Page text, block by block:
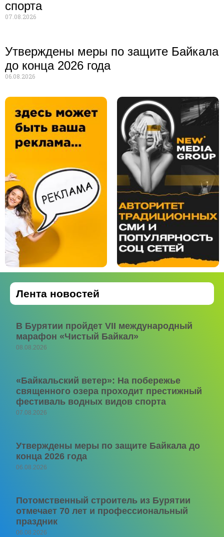
спорта
07.08.2026
Утверждены меры по защите Байкала
до конца 2026 года
06.08.2026
Лента новостей
В Бурятии пройдет VII международный
марафон «Чистый Байкал»
08.08.2026
«Байкальский ветер»: На побережье
священного озера проходит престижный
фестиваль водных видов спорта
07.08.2026
Утверждены меры по защите Байкала до
конца 2026 года
06.08.2026
Потомственный строитель из Бурятии
отмечает 70 лет и профессиональный
праздник
06.08.2026